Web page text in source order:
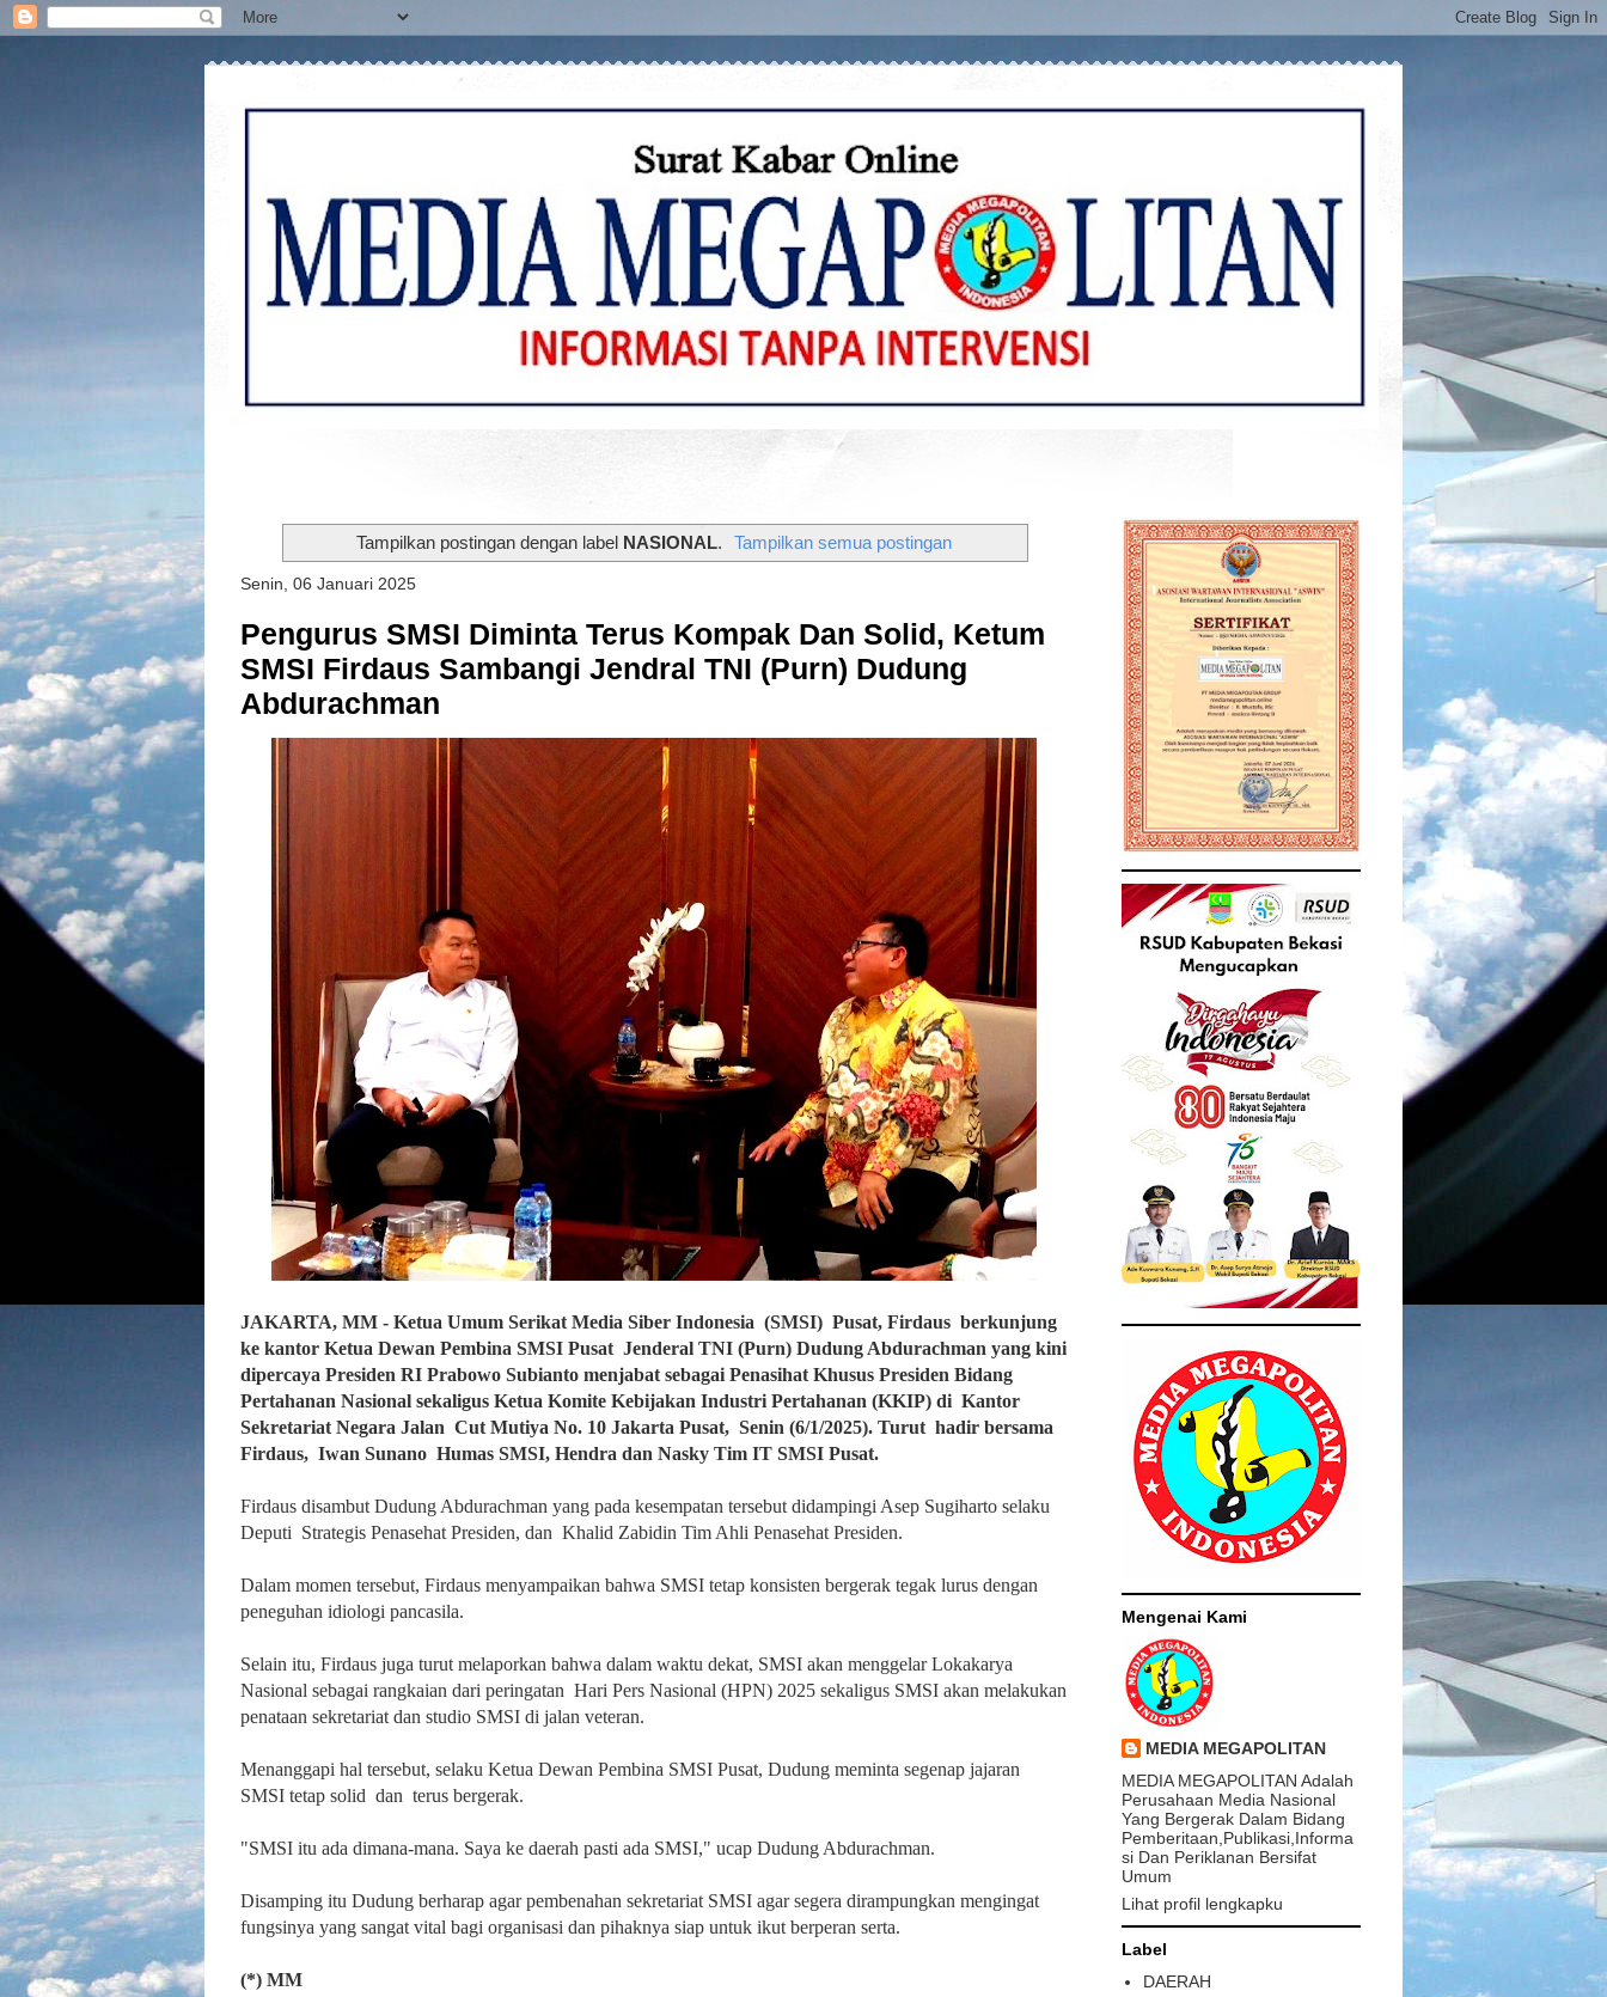
Tampilkan postingan dengan label NASIONAL. Tampilkan semua postingan
Senin, 06 Januari 2025
Pengurus SMSI Diminta Terus Kompak Dan Solid, Ketum
SMSI Firdaus Sambangi Jendral TNI (Purn) Dudung
Abdurachman
JAKARTA, MM - Ketua Umum Serikat Media Siber Indonesia (SMSI) Pusat, Firdaus berkunjung
ke kantor Ketua Dewan Pembina SMSI Pusat Jenderal TNI (Purn) Dudung Abdurachman yang kini
dipercaya Presiden RI Prabowo Subianto menjabat sebagai Penasihat Khusus Presiden Bidang
Pertahanan Nasional sekaligus Ketua Komite Kebijakan Industri Pertahanan (KKIP) di Kantor
Sekretariat Negara Jalan Cut Mutiya No. 10 Jakarta Pusat, Senin (6/1/2025). Turut hadir bersama
Firdaus, Iwan Sunano Humas SMSI, Hendra dan Nasky Tim IT SMSI Pusat.
Firdaus disambut Dudung Abdurachman yang pada kesempatan tersebut didampingi Asep Sugiharto selaku
Deputi Strategis Penasehat Presiden, dan Khalid Zabidin Tim Ahli Penasehat Presiden.
Dalam momen tersebut, Firdaus menyampaikan bahwa SMSI tetap konsisten bergerak tegak lurus dengan
peneguhan idiologi pancasila.
Selain itu, Firdaus juga turut melaporkan bahwa dalam waktu dekat, SMSI akan menggelar Lokakarya
Nasional sebagai rangkaian dari peringatan Hari Pers Nasional (HPN) 2025 sekaligus SMSI akan melakukan
penataan sekretariat dan studio SMSI di jalan veteran.
Menanggapi hal tersebut, selaku Ketua Dewan Pembina SMSI Pusat, Dudung meminta segenap jajaran
SMSI tetap solid dan terus bergerak.
"SMSI itu ada dimana-mana. Saya ke daerah pasti ada SMSI," ucap Dudung Abdurachman.
Disamping itu Dudung berharap agar pembenahan sekretariat SMSI agar segera dirampungkan mengingat
fungsinya yang sangat vital bagi organisasi dan pihaknya siap untuk ikut berperan serta.
(*) MM
Mengenai Kami
MEDIA MEGAPOLITAN
MEDIA MEGAPOLITAN Adalah
Perusahaan Media Nasional
Yang Bergerak Dalam Bidang
Pemberitaan,Publikasi,Informa
si Dan Periklanan Bersifat
Umum
Lihat profil lengkapku
Label
DAERAH